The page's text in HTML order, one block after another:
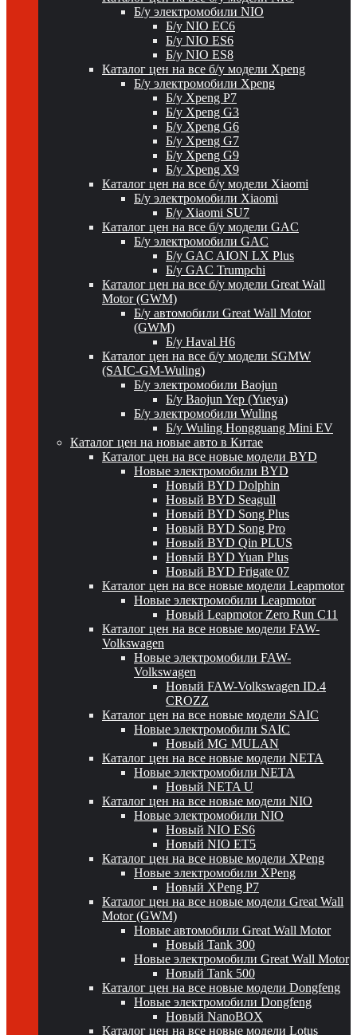
Б/у электромобили NIO
Б/у NIO EC6
Б/у NIO ES6
Б/у NIO ES8
Каталог цен на все б/у модели Xpeng
Б/у электромобили Xpeng
Б/у Xpeng P7
Б/у Xpeng G3
Б/у Xpeng G6
Б/у Xpeng G7
Б/у Xpeng G9
Б/у Xpeng X9
Каталог цен на все б/у модели Xiaomi
Б/у электромобили Xiaomi
Б/у Xiaomi SU7
Каталог цен на все б/у модели GAC
Б/у электромобили GAC
Б/у GAC AION LX Plus
Б/у GAC Trumpchi
Каталог цен на все б/у модели Great Wall
Motor (GWM)
Б/у автомобили Great Wall Motor
(GWM)
Б/у Haval H6
Каталог цен на все б/у модели SGMW
(SAIC-GM-Wuling)
Б/у электромобили Baojun
Б/у Baojun Yep (Yueya)
Б/у электромобили Wuling
Б/у Wuling Hongguang Mini EV
Каталог цен на новые авто в Китае
Каталог цен на все новые модели BYD
Новые электромобили BYD
Новый BYD Dolphin
Новый BYD Seagull
Новый BYD Song Plus
Новый BYD Song Pro
Новый BYD Qin PLUS
Новый BYD Yuan Plus
Новый BYD Frigate 07
Каталог цен на все новые модели Leapmotor
Новые электромобили Leapmotor
Новый Leapmotor Zero Run C11
Каталог цен на все новые модели FAW-
Volkswagen
Новые электромобили FAW-
Volkswagen
Новый FAW-Volkswagen ID.4
CROZZ
Каталог цен на все новые модели SAIC
Новые электромобили SAIC
Новый MG MULAN
Каталог цен на все новые модели NETA
Новые электромобили NETA
Новый NETA U
Каталог цен на все новые модели NIO
Новые электромобили NIO
Новый NIO ES6
Новый NIO ET5
Каталог цен на все новые модели XPeng
Новые электромобили XPeng
Новый XPeng P7
Каталог цен на все новые модели Great Wall
Motor (GWM)
Новые автомобили Great Wall Motor
Новый Tank 300
Новые электромобили Great Wall Motor
Новый Tank 500
Каталог цен на все новые модели Dongfeng
Новые электромобили Dongfeng
Новый NanoBOX
Каталог цен на все новые модели Lotus